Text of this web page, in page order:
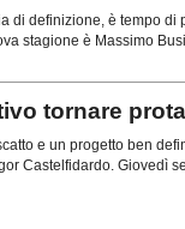
di definizione, è tempo di
stagione è Massimo
tornare
e un progetto ben
Castelfidardo. Giovedì